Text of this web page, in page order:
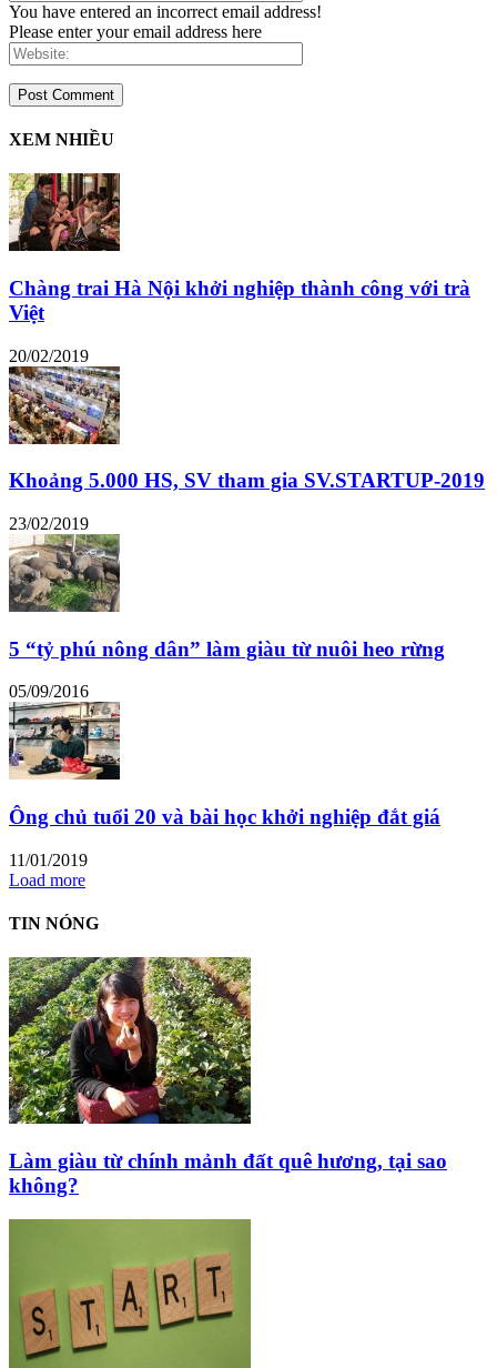
You have entered an incorrect email address!
Please enter your email address here
XEM NHIỀU
Chàng trai Hà Nội khởi nghiệp thành công với trà
Việt
20/02/2019
Khoảng 5.000 HS, SV tham gia SV.STARTUP-2019
23/02/2019
5 “tỷ phú nông dân” làm giàu từ nuôi heo rừng
05/09/2016
Ông chủ tuổi 20 và bài học khởi nghiệp đắt giá
11/01/2019
Load more
TIN NÓNG
Làm giàu từ chính mảnh đất quê hương, tại sao
không?